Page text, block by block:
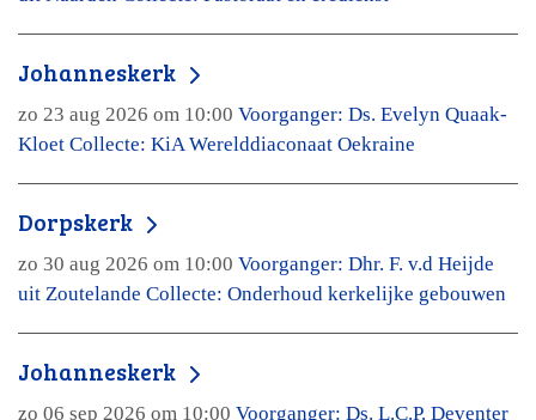
Johanneskerk
zo 23 aug 2026 om 10:00 Voorganger: Ds. Evelyn Quaak-
Kloet Collecte: KiA Werelddiaconaat Oekraine
Dorpskerk
zo 30 aug 2026 om 10:00 Voorganger: Dhr. F. v.d Heijde
uit Zoutelande Collecte: Onderhoud kerkelijke gebouwen
Johanneskerk
zo 06 sep 2026 om 10:00 Voorganger: Ds. L.C.P. Deventer